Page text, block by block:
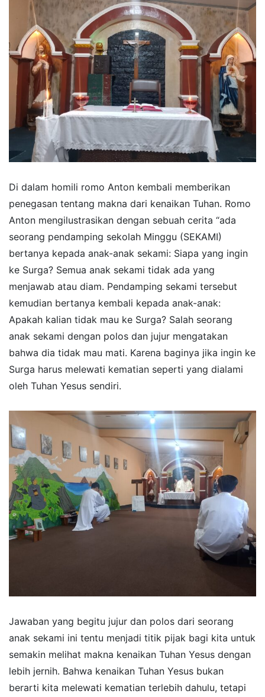
Di dalam homili romo Anton kembali memberikan
penegasan tentang makna dari kenaikan Tuhan. Romo
Anton mengilustrasikan dengan sebuah cerita “ada
seorang pendamping sekolah Minggu (SEKAMI)
bertanya kepada anak-anak sekami: Siapa yang ingin
ke Surga? Semua anak sekami tidak ada yang
menjawab atau diam. Pendamping sekami tersebut
kemudian bertanya kembali kepada anak-anak:
Apakah kalian tidak mau ke Surga? Salah seorang
anak sekami dengan polos dan jujur mengatakan
bahwa dia tidak mau mati. Karena baginya jika ingin ke
Surga harus melewati kematian seperti yang dialami
oleh Tuhan Yesus sendiri.
Jawaban yang begitu jujur dan polos dari seorang
anak sekami ini tentu menjadi titik pijak bagi kita untuk
semakin melihat makna kenaikan Tuhan Yesus dengan
lebih jernih. Bahwa kenaikan Tuhan Yesus bukan
berarti kita melewati kematian terlebih dahulu, tetapi